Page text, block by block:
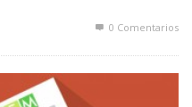
0 Comentarios